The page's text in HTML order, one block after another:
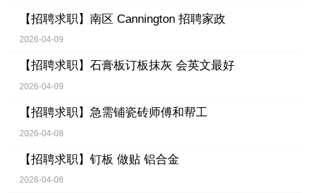
【招聘求职】 南区 Cannington 招聘家政
2026-04-09
【招聘求职】 石膏板订板抹灰 会英文最好
2026-04-09
【招聘求职】 急需铺瓷砖师傅和帮工
2026-04-08
【招聘求职】 钉板 做贴 铝合金
2026-04-08